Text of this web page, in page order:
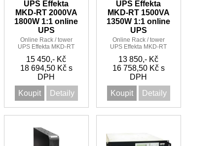
UPS Effekta
MKD-RT 2000VA
1800W 1:1 online
UPS
Online Rack / tower
UPS Effekta MKD-RT
15 450,- Kč
18 694,50 Kč s
DPH
Koupit
Detaily
UPS Effekta
MKD-RT 1500VA
1350W 1:1 online
UPS
Online Rack / tower
UPS Effekta MKD-RT
13 850,- Kč
16 758,50 Kč s
DPH
Koupit
Detaily